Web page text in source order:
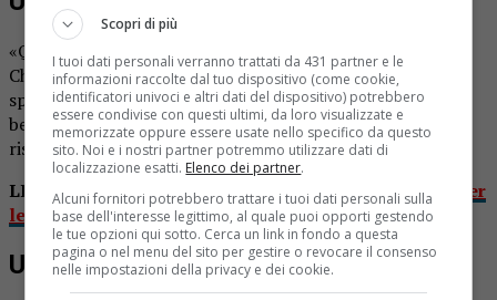
«Quest’anno invitiamo per Natale a regalare una o più
Christmas Card del valore nominale di 10 euro ciascuna –
spiega il sindaco Eraldo Botta -, da utilizzare in acquisti di
beni o servizi presso le attività cittadine (negozi, bar,
ristoranti, parrucchieri, estetiste ecc.)».
LEGGI ANCHE: Borgosesia buoni spese e contributi per
le bollette
Un contributo ai commercianti
Scopri di più
I tuoi dati personali verranno trattati da 431 partner e le
informazioni raccolte dal tuo dispositivo (come cookie,
identificatori univoci e altri dati del dispositivo) potrebbero
essere condivise con questi ultimi, da loro visualizzate e
memorizzate oppure essere usate nello specifico da questo
sito. Noi e i nostri partner potremmo utilizzare dati di
localizzazione esatti. Elenco dei partner.
Alcuni fornitori potrebbero trattare i tuoi dati personali sulla
base dell'interesse legittimo, al quale puoi opporti gestendo
le tue opzioni qui sotto. Cerca un link in fondo a questa
pagina o nel menu del sito per gestire o revocare il consenso
nelle impostazioni della privacy e dei cookie.